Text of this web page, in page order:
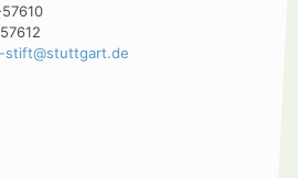
stift@stuttgart.de